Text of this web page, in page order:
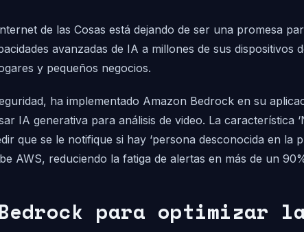
de las Cosas está dejando de ser una promesa
avanzadas de IA a millones de sus dispositivos
y pequeños negocios.
ha implementado Amazon Bedrock en su
IA generativa para análisis de video. La característica
que se le notifique si hay ‘persona desconocida en la
AWS, reduciendo la fatiga de alertas en más de un
Bedrock para optimizar